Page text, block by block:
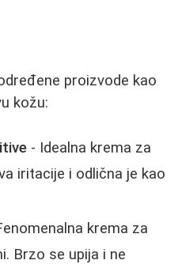
proizvode kao
kožu:
- Idealna krema za
iritacije i odlična je kao
krema za
Brzo se upija i ne